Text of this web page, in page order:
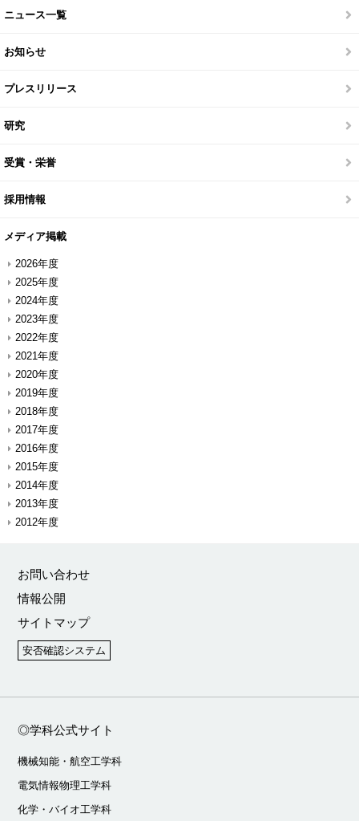
ニュース一覧
お知らせ
プレスリリース
研究
受賞・栄誉
採用情報
メディア掲載
2026年度
2025年度
2024年度
2023年度
2022年度
2021年度
2020年度
2019年度
2018年度
2017年度
2016年度
2015年度
2014年度
2013年度
2012年度
お問い合わせ
情報公開
サイトマップ
安否確認システム
◎学科公式サイト
機械知能・航空工学科
電気情報物理工学科
化学・バイオ工学科